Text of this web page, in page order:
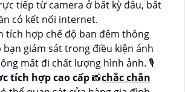
tiếp từ camera ở bất kỳ đâu, bất
có kết nối internet.
tích hợp chế độ ban đêm thông
giám sát trong điều kiện ánh
mất đi chất lượng hình ảnh. 🎙
tích hợp cao cấp📸chắc chắn